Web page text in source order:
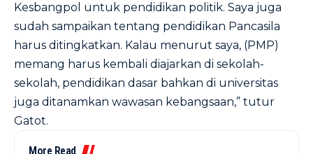
Kesbangpol untuk pendidikan politik. Saya juga
sudah sampaikan tentang pendidikan Pancasila
harus ditingkatkan. Kalau menurut saya, (PMP)
memang harus kembali diajarkan di sekolah-
sekolah, pendidikan dasar bahkan di universitas
juga ditanamkan wawasan kebangsaan,” tutur
Gatot.
More Read